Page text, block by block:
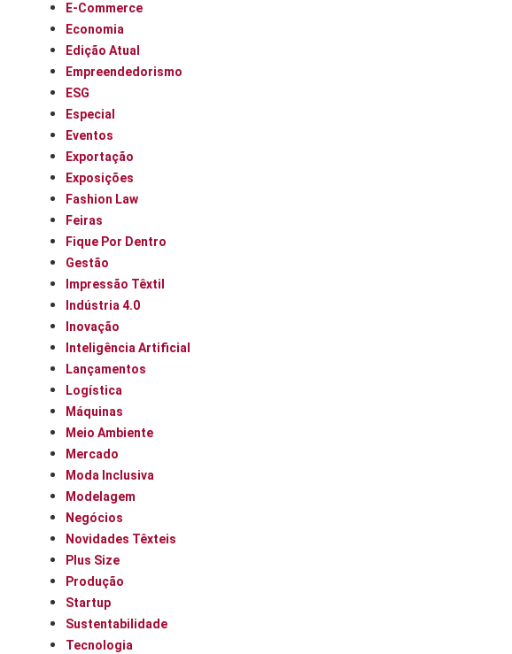
E-Commerce
Economia
Edição Atual
Empreendedorismo
ESG
Especial
Eventos
Exportação
Exposições
Fashion Law
Feiras
Fique Por Dentro
Gestão
Impressão Têxtil
Indústria 4.0
Inovação
Inteligência Artificial
Lançamentos
Logística
Máquinas
Meio Ambiente
Mercado
Moda Inclusiva
Modelagem
Negócios
Novidades Têxteis
Plus Size
Produção
Startup
Sustentabilidade
Tecnologia